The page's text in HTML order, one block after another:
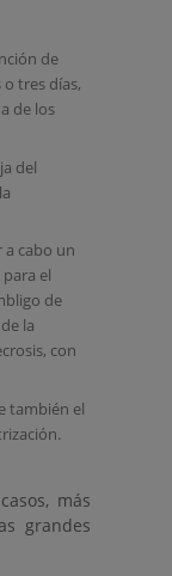
de
tres días,
de los
del
a cabo un
el
de
la
con
también el
más
grandes